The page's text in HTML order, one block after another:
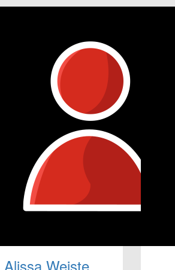
Alissa Weiste